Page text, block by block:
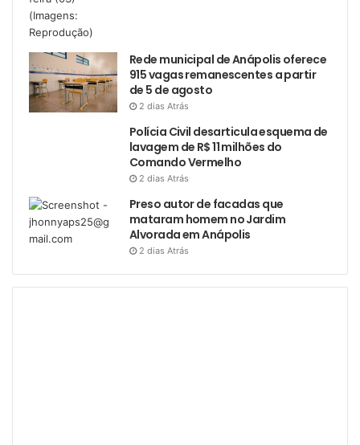
Rede municipal de Anápolis oferece
915 vagas remanescentes a partir
de 5 de agosto
2 dias Atrás
Polícia Civil desarticula esquema de
lavagem de R$ 11 milhões do
Comando Vermelho
2 dias Atrás
Preso autor de facadas que
mataram homem no Jardim
Alvorada em Anápolis
2 dias Atrás